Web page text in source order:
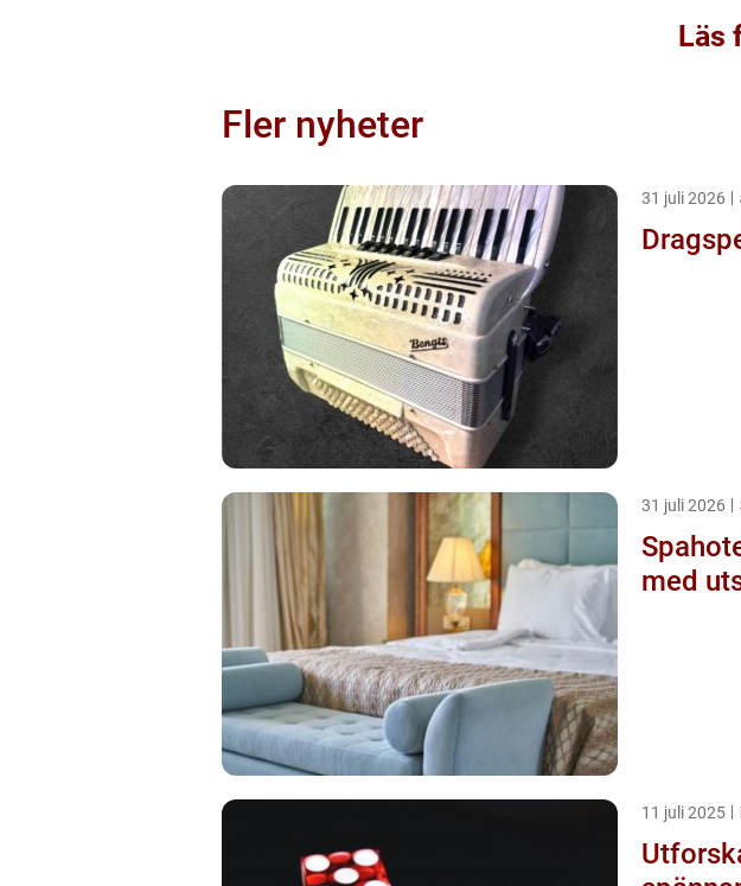
Läs
Fler nyheter
31 juli 2026
31 juli 2026
Spahotell
med
11 juli 2025